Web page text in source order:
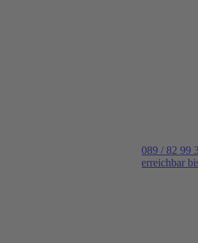
089 / 82 99
erreichbar